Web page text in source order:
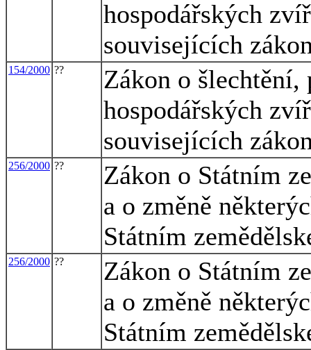
hospodářských
souvisejících
154/2000 ??
Zákon o šlechtění,
hospodářských
souvisejících
256/2000 ??
Zákon o Státním
a o změně
Státním
256/2000 ??
Zákon o Státním
a o změně
Státním